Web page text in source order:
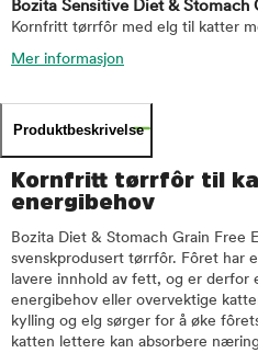
Bozita Sensitive Diet & Stomach
Kornfritt tørrfôr med elg til katter
Mer informasjon
Produktbeskrivelse
Kornfritt tørrfôr til
energibehov
Bozita Diet & Stomach Grain Free
svenskprodusert tørrfôr. Fôret har
lavere innhold av fett, og er derfor
energibehov eller overvektige
kylling og elg sørger for å øke
katten lettere kan absorbere